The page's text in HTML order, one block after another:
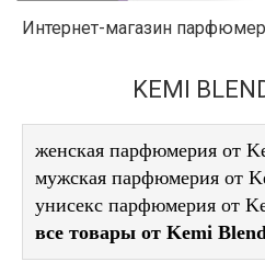
УХОД
Интернет-магазин
KEMI
женская парфюмерия от
мужская парфюмерия от
унисекс парфюмерия от
все товары от Kemi